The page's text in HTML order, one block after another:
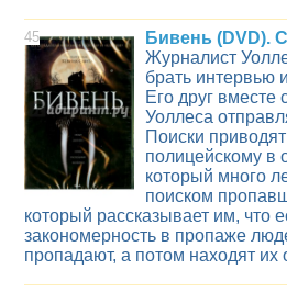
45
Бивень (DVD).
Журналист
брать интервью
Его друг вместе
Уоллеса
Поиски
полицейскому в
который много
поиском
который рассказывает им, что
закономерность в пропаже
пропадают, а потом находят